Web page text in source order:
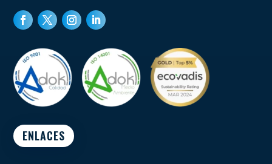
ENLACES